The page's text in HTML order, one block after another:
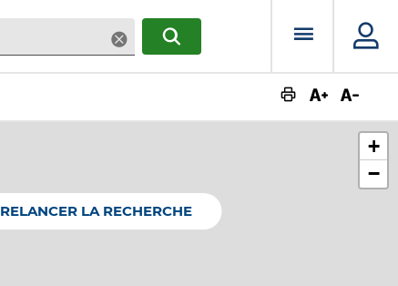
SupprimerRECHERCHERMenu
+
−
RELANCER LA RECHERCHE